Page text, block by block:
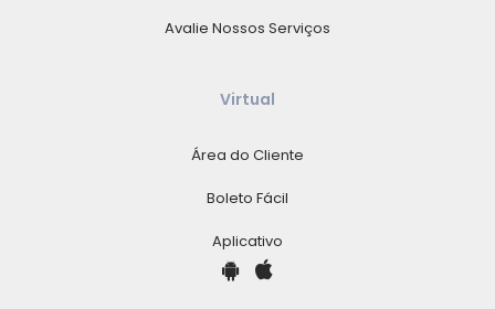
Avalie Nossos Serviços
Virtual
Área do Cliente
Boleto Fácil
Aplicativo